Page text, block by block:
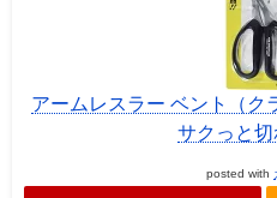
アームレスラー ベント（ク
サクっと切
posted with